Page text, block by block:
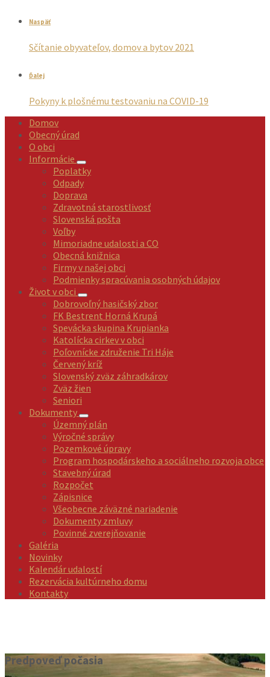
Naspäť
Sčítanie obyvateľov, domov a bytov 2021
Ďalej
Pokyny k plošnému testovaniu na COVID-19
Domov
Obecný úrad
O obci
Informácie
Poplatky
Odpady
Doprava
Zdravotná starostlivosť
Slovenská pošta
Voľby
Mimoriadne udalosti a CO
Obecná knižnica
Firmy v našej obci
Podmienky spracúvania osobných údajov
Život v obci
Dobrovoľný hasičský zbor
FK Bestrent Horná Krupá
Spevácka skupina Krupianka
Katolícka cirkev v obci
Poľovnícke združenie Tri Háje
Červený kríž
Slovenský zväz záhradkárov
Zväz žien
Seniori
Dokumenty
Územný plán
Výročné správy
Pozemkové úpravy
Program hospodárskeho a sociálneho rozvoja obce
Stavebný úrad
Rozpočet
Zápisnice
Všeobecne záväzné nariadenie
Dokumenty zmluvy
Povinné zverejňovanie
Galéria
Novinky
Kalendár udalostí
Rezervácia kultúrneho domu
Kontakty
Predpoveď počasia